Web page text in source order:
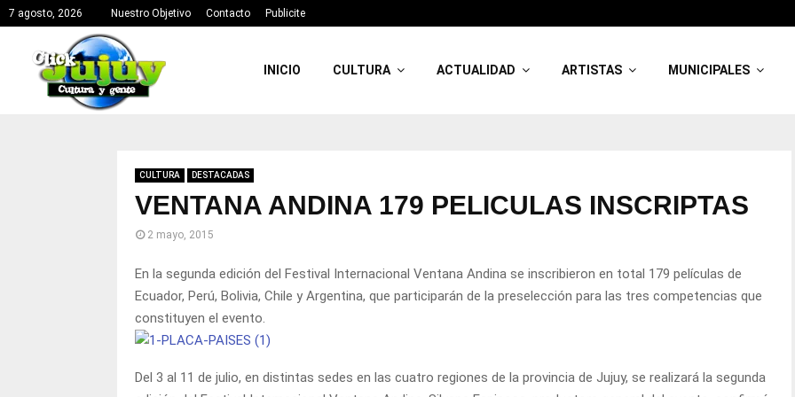
7 agosto, 2026 Nuestro Objetivo Contacto Publicite
INICIO CULTURA ACTUALIDAD ARTISTAS MUNICIPALES
CULTURA DESTACADAS
VENTANA ANDINA 179 PELICULAS INSCRIPTAS
2 mayo, 2015
En la segunda edición del Festival Internacional Ventana Andina se inscribieron en total 179 películas de
Ecuador, Perú, Bolivia, Chile y Argentina, que participarán de la preselección para las tres competencias que
constituyen el evento.
Del 3 al 11 de julio, en distintas sedes en las cuatro regiones de la provincia de Jujuy, se realizará la segunda